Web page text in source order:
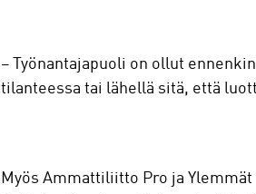
− Työnantajapuoli on ollut
tilanteessa tai lähellä sitä, että
Myös Ammattiliitto Pro ja